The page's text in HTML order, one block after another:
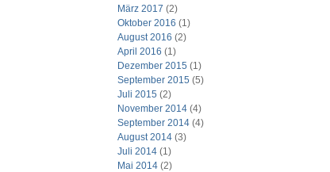
März 2017 (2)
Oktober 2016 (1)
August 2016 (2)
April 2016 (1)
Dezember 2015 (1)
September 2015 (5)
Juli 2015 (2)
November 2014(4)
September 2014(4)
August 2014(3)
Juli 2014(1)
Mai 2014(2)